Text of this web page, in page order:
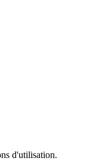
d'utilisation.